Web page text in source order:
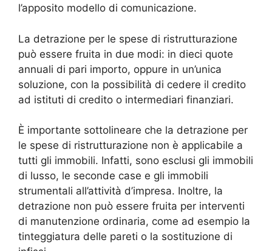
l’apposito modello di comunicazione.
La detrazione per le spese di ristrutturazione
può essere fruita in due modi: in dieci quote
annuali di pari importo, oppure in un’unica
soluzione, con la possibilità di cedere il credito
ad istituti di credito o intermediari finanziari.
È importante sottolineare che la detrazione per
le spese di ristrutturazione non è applicabile a
tutti gli immobili. Infatti, sono esclusi gli immobili
di lusso, le seconde case e gli immobili
strumentali all’attività d’impresa. Inoltre, la
detrazione non può essere fruita per interventi
di manutenzione ordinaria, come ad esempio la
tinteggiatura delle pareti o la sostituzione di